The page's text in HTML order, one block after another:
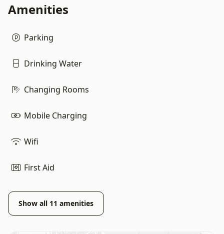
Amenities
Parking
Drinking Water
Changing Rooms
Mobile Charging
Wifi
First Aid
Show all 11 amenities